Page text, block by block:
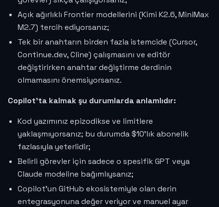
Açık ağırlıklı Frontier modellerini (Kimi K2.6, MiniMax
M2.7) tercih ediyorsanız;
Tek bir anahtarın birden fazla istemcide (Cursor,
Continue.dev, Cline) çalışmasını ve editör
değiştirirken anahtar değiştirme derdinin
olmamasını önemsiyorsanız.
Copilot'ta kalmak şu durumlarda anlamlıdır:
Kod yazımınız epizodikse ve limitlere
yaklaşmıyorsanız; bu durumda $10'lık abonelik
fazlasıyla yeterlidir;
Belirli görevler için sadece o spesifik GPT veya
Claude modeline bağımlıysanız;
Copilot'un GitHub ekosistemiyle olan derin
entegrasyonuna değer veriyor ve manuel ayar